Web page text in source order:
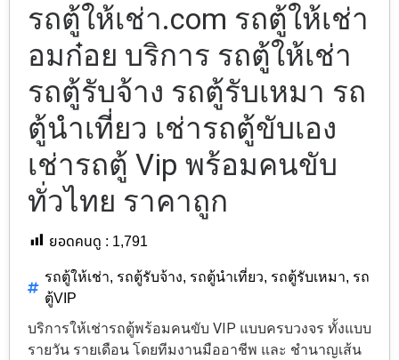
รถตู้ให้เช่า.com รถตู้ให้เช่า
อมก๋อย บริการ รถตู้ให้เช่า
รถตู้รับจ้าง รถตู้รับเหมา รถ
ตู้นำเที่ยว เช่ารถตู้ขับเอง
เช่ารถตู้ Vip พร้อมคนขับ
ทั่วไทย ราคาถูก
ยอดคนดู : 1,791
รถตู้ให้เช่า, รถตู้รับจ้าง, รถตู้นำเที่ยว, รถตู้รับเหมา, รถ
ตู้VIP
บริการให้เช่ารถตู้พร้อมคนขับ VIP แบบครบวงจร ทั้งแบบ
รายวัน รายเดือน โดยทีมงานมืออาชีพ และ ชำนาญเส้น